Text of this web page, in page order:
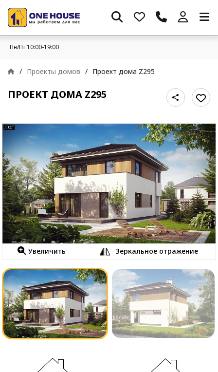
Пн/Пт 10:00-19:00
/ Проекты домов / Проект дома Z295
ПРОЕКТ ДОМА Z295
Увеличить Зеркальное отражение